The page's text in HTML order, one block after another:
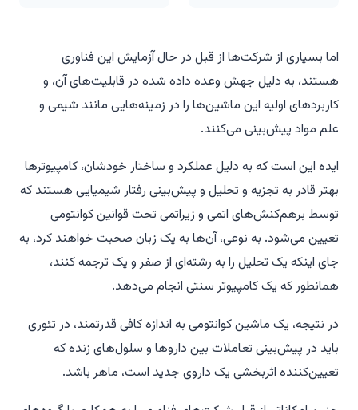
اما بسیاری از شرکت‌ها از قبل در حال آزمایش این فناوری
هستند، به دلیل جهش وعده داده شده در قابلیت‌های آن، و
کاربردهای اولیه این ماشین‌ها را در زمینه‌هایی مانند شیمی و
علم مواد پیش‌بینی می‌کنند.
ایده این است که به دلیل عملکرد و ساختار خودشان، کامپیوترها
بهتر قادر به تجزیه و تحلیل و پیش‌بینی رفتار شیمیایی هستند که
توسط برهم‌کنش‌های اتمی و زیراتمی تحت قوانین کوانتومی
تعیین می‌شود. به نوعی، آن‌ها به یک زبان صحبت خواهند کرد، به
جای اینکه یک تحلیل را به رشته‌ای از صفر و یک ترجمه کنند،
همانطور که یک کامپیوتر سنتی انجام می‌دهد.
در نتیجه، یک ماشین کوانتومی به اندازه کافی قدرتمند، در تئوری
باید در پیش‌بینی تعاملات بین داروها و سلول‌های زنده که
تعیین‌کننده اثربخشی یک داروی جدید است، ماهر باشد.